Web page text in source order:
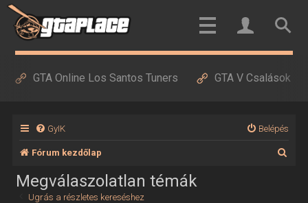
GTA Online Los Santos Tuners GTA V Csalások
GyIK Belépés
Fórum kezdőlap
Megválaszolatlan témák
Ugrás a részletes kereséshez